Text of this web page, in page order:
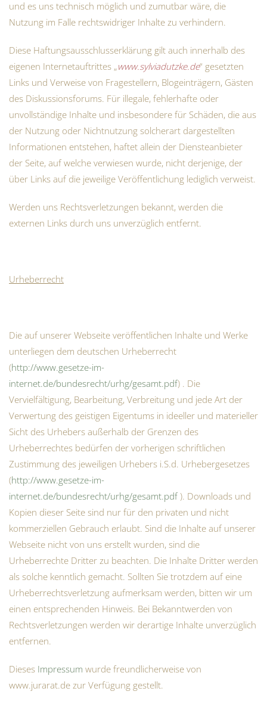
und es uns technisch möglich und zumutbar wäre, die
Nutzung im Falle rechtswidriger Inhalte zu verhindern.
Diese Haftungsausschlusserklärung gilt auch innerhalb des
eigenen Internetauftrittes „www.sylviadutzke.de“ gesetzten
Links und Verweise von Fragestellern, Blogeinträgern, Gästen
des Diskussionsforums. Für illegale, fehlerhafte oder
unvollständige Inhalte und insbesondere für Schäden, die aus
der Nutzung oder Nichtnutzung solcherart dargestellten
Informationen entstehen, haftet allein der Diensteanbieter
der Seite, auf welche verwiesen wurde, nicht derjenige, der
über Links auf die jeweilige Veröffentlichung lediglich verweist.
Werden uns Rechtsverletzungen bekannt, werden die
externen Links durch uns unverzüglich entfernt.
Urheberrecht
Die auf unserer Webseite veröffentlichen Inhalte und Werke
unterliegen dem deutschen Urheberrecht
(http://www.gesetze-im-
internet.de/bundesrecht/urhg/gesamt.pdf) . Die
Vervielfältigung, Bearbeitung, Verbreitung und jede Art der
Verwertung des geistigen Eigentums in ideeller und materieller
Sicht des Urhebers außerhalb der Grenzen des
Urheberrechtes bedürfen der vorherigen schriftlichen
Zustimmung des jeweiligen Urhebers i.S.d. Urhebergesetzes
(http://www.gesetze-im-
internet.de/bundesrecht/urhg/gesamt.pdf). Downloads und
Kopien dieser Seite sind nur für den privaten und nicht
kommerziellen Gebrauch erlaubt. Sind die Inhalte auf unserer
Webseite nicht von uns erstellt wurden, sind die
Urheberrechte Dritter zu beachten. Die Inhalte Dritter werden
als solche kenntlich gemacht. Sollten Sie trotzdem auf eine
Urheberrechtsverletzung aufmerksam werden, bitten wir um
einen entsprechenden Hinweis. Bei Bekanntwerden von
Rechtsverletzungen werden wir derartige Inhalte unverzüglich
entfernen.
Dieses Impressum wurde freundlicherweise von
www.jurarat.de zur Verfügung gestellt.